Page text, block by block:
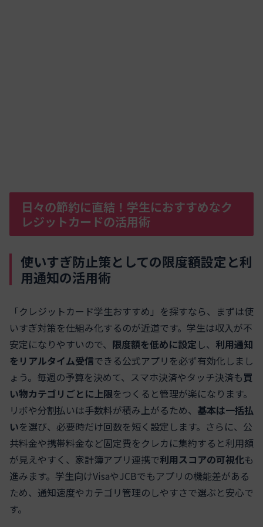
日々の節約に直結！学生におすすめなク
レジットカードの活用術
使いすぎ防止策としての限度額設定と利
用通知の活用術
「クレジットカード学生おすすめ」を探すなら、まずは使
いすぎ対策を仕組み化するのが近道です。学生は収入が不
安定になりやすいので、 限度額を低めに設定 し、 利用通知
をリアルタイム受信できる公式アプリを必ず有効化しまし
ょう。毎週の予算を決めて、スマホ決済やタッチ決済も買
い物カテゴリごとに上限をつくると管理が楽になります。
リボや分割払いは手数料が積み上がるため、 基本は一括払
いを選び、必要時だけ回数を短く設定します。さらに、公
共料金や携帯料金など固定費をクレカに集約すると利用額
が見えやすく、家計簿アプリ連携で利用スコアの可視化も
進みます。学生向けVisaやJCBでもアプリの機能差がある
ため、通知速度やカテゴリ管理のしやすさで選ぶと安心で
す。